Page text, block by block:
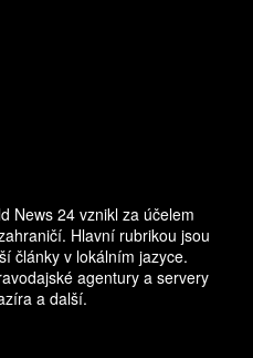
News 24 vznikl za účelem
Hlavní rubrikou jsou
články v lokálním jazyce.
agentury a servery
a další.